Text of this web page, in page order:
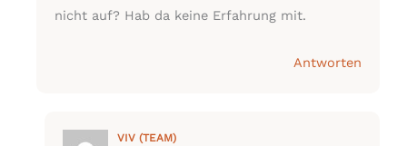
nicht auf? Hab da keine Erfahrung mit.
Antworten
VIV (TEAM)